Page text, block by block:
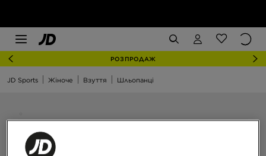
РОЗПРОДАЖ
JD Sports Жіноче Взуття Шльопанці